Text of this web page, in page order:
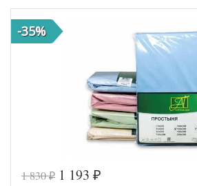
-35%
1 830₽ 1 193 ₽